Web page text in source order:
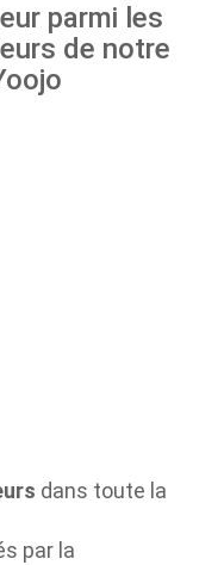
parmi les
de notre
dans toute la
par la